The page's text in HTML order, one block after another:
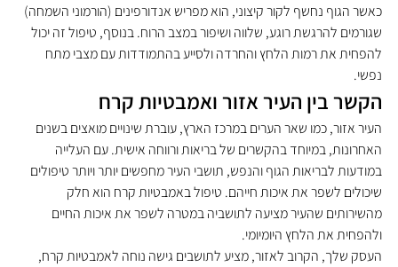
כאשר הגוף נחשף לקור קיצוני, הוא מפריש אנדורפינים (הורמוני השמחה)
שגורמים להרגשת רוגע, שלווה ושיפור במצב הרוח. בנוסף, טיפול זה יכול
להפחית את רמות הלחץ והחרדה ולסייע בהתמודדות עם מצבי מתח
נפשי.
הקשר בין העיר אזור ואמבטיות קרח
העיר אזור, כמו שאר הערים במרכז הארץ, עוברת שינויים מואצים בשנים
האחרונות, במיוחד בהקשרים של בריאות ורווחה אישית. עם העלייה
במודעות לבריאות הגוף והנפש, תושבי העיר מחפשים יותר ויותר טיפולים
שיכולים לשפר את איכות חייהם. טיפול באמבטיות קרח הוא חלק
מהשירותים שהעיר מציעה לתושביה במטרה לשפר את איכות החיים
ולהפחית את הלחץ היומיומי.
העסק שלך, הקרוב לאזור, מציע לתושבים גישה נוחה לאמבטיות קרח,